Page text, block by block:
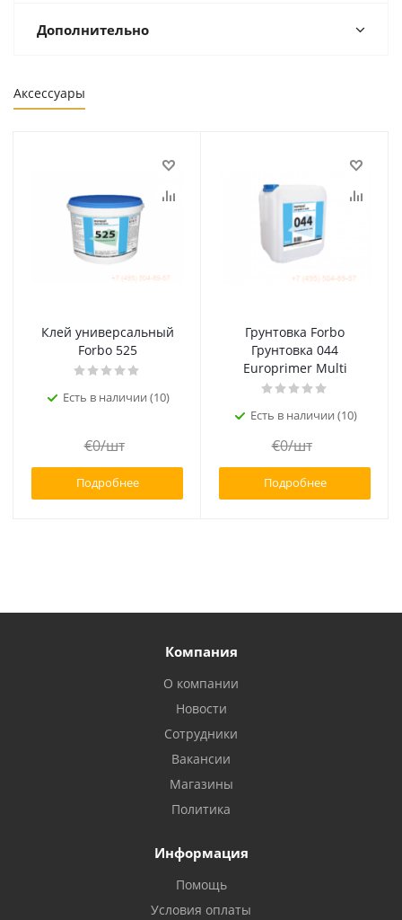
Дополнительно
Аксессуары
Клей универсальный
Forbo 525
Есть в наличии (10)
€0/шт
Подробнее
Грунтовка Forbo
Грунтовка 044
Europrimer Multi
Есть в наличии (10)
€0/шт
Подробнее
Компания
О компании
Новости
Сотрудники
Вакансии
Магазины
Политика
Информация
Помощь
Условия оплаты